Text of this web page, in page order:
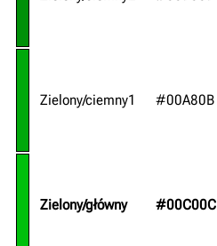
Zielony/ciemny1 #00A80B
Zielony/główny #00C00C